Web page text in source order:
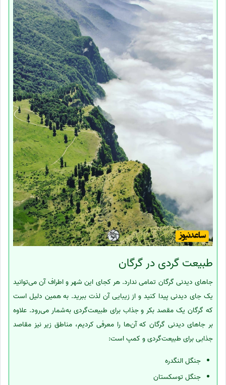
طبیعت گردی در گرگان
جاهای دیدنی گرگان تمامی ندارد. هر کجای این شهر و اطراف آن می‌توانید
یک جای دیدنی پیدا کنید و از زیبایی آن لذت ببرید. به همین دلیل است
که گرگان یک مقصد بکر و جذاب برای طبیعت‌گردی به‌شمار می‌رود. علاوه
بر جاهای دیدنی گرگان که آن‌ها را معرفی کردیم، مناطق زیر نیز مقاصد
جذابی برای طبیعت‌گردی و کمپ است:
جنگل النگدره
جنگل توسکستان